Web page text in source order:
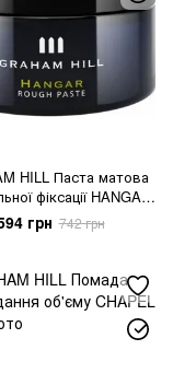
HILL Паста матова
фіксації HANGAR
Rough Paste
грн 742 грн